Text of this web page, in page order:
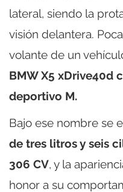
lateral, siendo la
visión delantera.
volante de un
BMW X5 xDrive40d
deportivo M.
Bajo ese nombre se
de tres litros y seis
306 CV, y la
honor a su